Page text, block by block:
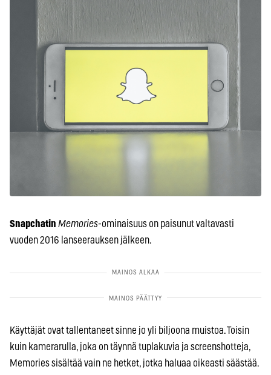
Snapchatin Memories-ominaisuus on paisunut valtavasti
vuoden 2016 lanseerauksen jälkeen.
Käyttäjät ovat tallentaneet sinne jo yli biljoona muistoa. Toisin
kuin kamerarulla, joka on täynnä tuplakuvia ja screenshotteja,
Memories sisältää vain ne hetket, jotka haluaa oikeasti säästää.